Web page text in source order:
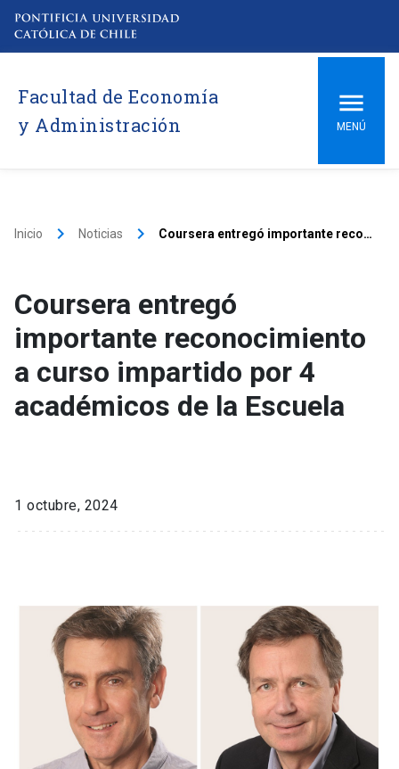
Facultad de Economía
y Administración
MENÚ
Inicio keyboard_arrow_right Noticias keyboard_arrow_right Coursera entregó importante reconocimiento a curso impartido por 4 académicos de la Escuela
Coursera entregó
importante reconocimiento
a curso impartido por 4
académicos de la Escuela
1 octubre, 2024